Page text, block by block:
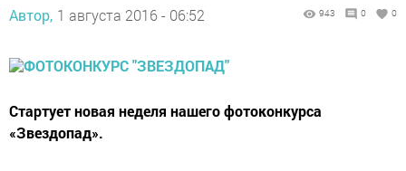
Автор, 1 августа 2016 - 06:52 943 0 0
Стартует новая неделя нашего фотоконкурса
«Звездопад».